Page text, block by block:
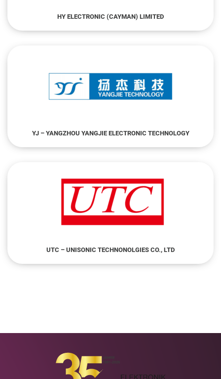
HY ELECTRONIC (CAYMAN) LIMITED
YJ – YANGZHOU YANGJIE ELECTRONIC TECHNOLOGY
UTC – UNISONIC TECHNONOLGIES CO., LTD